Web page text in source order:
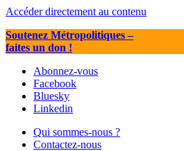
Accéder directement au contenu
Soutenez Métropolitiques–
faites un don !
Abonnez-vous
Facebook
Bluesky
Linkedin
Qui sommes-nous ?
Contactez-nous